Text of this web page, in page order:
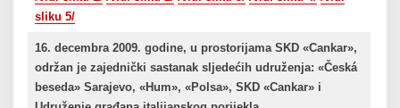
sliku 5/
16. decembra 2009. godine, u prostorijama SKD «Cankar»,
održan je zajednički sastanak sljedećih udruženja: «Česká
beseda» Sarajevo, «Hum», «Polsa», SKD «Cankar» i